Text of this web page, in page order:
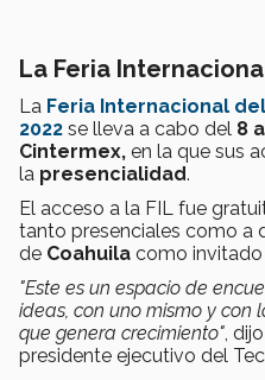
La Feria
La Feria Internacional
2022 se lleva a cabo del 8
Cintermex, en la que sus
la presencialidad.
El acceso a la FIL fue
tanto presenciales como a
de Coahuila como invitado
"Este es un espacio de
ideas, con uno mismo y con
que genera crecimiento", dijo
presidente ejecutivo del